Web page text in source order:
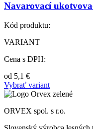
Navarovací
Kód produktu:
VARIANT
Cena s DPH:
od 5,1 €
Vybrať variant
ORVEX spol. s r.o.